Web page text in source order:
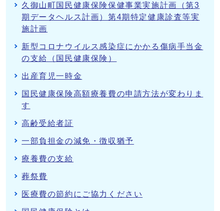
久御山町国民健康保険保健事業実施計画（第3
期データヘルス計画）第4期特定健康診査等実
施計画
新型コロナウイルス感染症にかかる傷病手当金
の支給（国民健康保険）
出産育児一時金
国民健康保険高額療養費の申請方法が変わりま
す
高齢受給者証
一部負担金の減免・徴収猶予
療養費の支給
葬祭費
医療費の節約にご協力ください